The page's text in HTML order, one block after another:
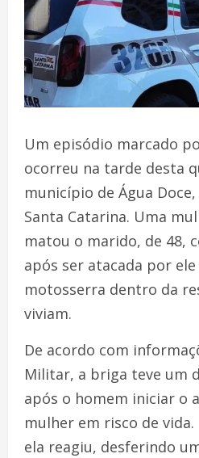
Um episódio marcado
ocorreu na tarde desta
município de Água
Santa Catarina. Uma
matou o marido, de 48,
após ser atacada por
motosserra dentro da
viviam.
De acordo com
Militar, a briga teve um
após o homem iniciar o
mulher em risco de
ela reagiu, desferindo